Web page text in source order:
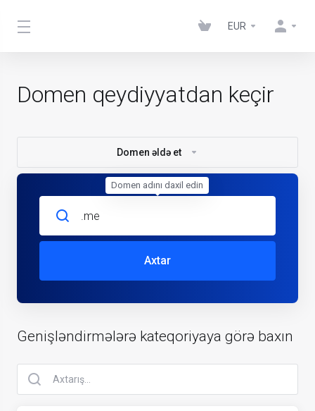
EUR
Domen qeydiyyatdan keçir
Domen əldə et
Axtar
Genişləndirmələrə kateqoriyaya görə baxın
Domen adını daxil edin